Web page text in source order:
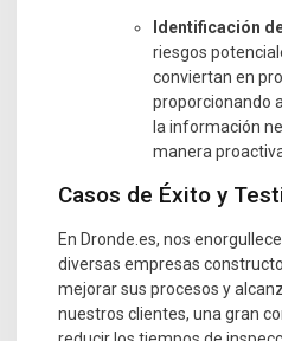
Identificación
riesgos
conviertan en
proporcionando
la información
manera
Casos de Éxito y
En Dronde.es, nos
diversas empresas
mejorar sus procesos y
nuestros clientes, una gran